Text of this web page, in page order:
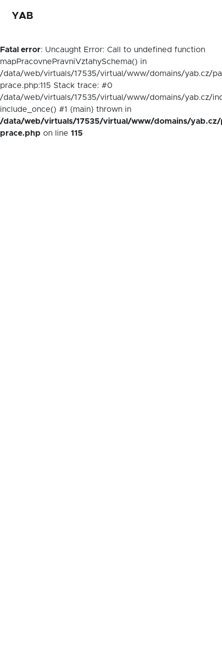
YAB
Fatal error: Uncaught Error: Call to undefined function
mapPracovnePravniVztahySchema() in
/data/web/virtuals/17535/virtual/www/domains/yab.cz/
prace.php:115 Stack trace: #0
/data/web/virtuals/17535/virtual/www/domains/yab.cz/
include_once() #1 {main} thrown in
/data/web/virtuals/17535/virtual/www/domains/yab.cz/
prace.php on line 115